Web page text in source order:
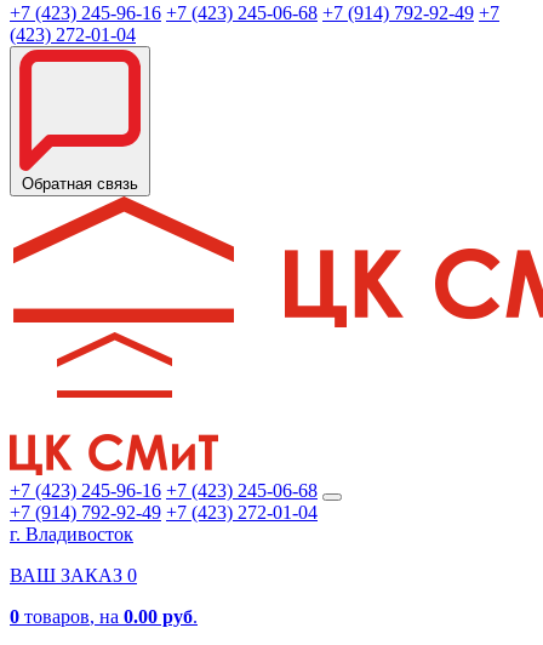
+7 (423) 245-96-16 +7 (423) 245-06-68 +7 (914) 792-92-49 +7
(423) 272-01-04
Обратная связь
+7 (423) 245-96-16 +7 (423) 245-06-68
+7 (914) 792-92-49 +7 (423) 272-01-04
г. Владивосток
ВАШ ЗАКАЗ 0
0 товаров, на 0.00 руб.